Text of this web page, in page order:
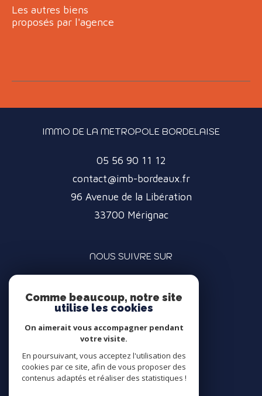
Les autres biens
proposés par l'agence
IMMO DE LA METROPOLE BORDELAISE
05 56 90 11 12
contact@imb-bordeaux.fr
96 Avenue de la Libération
33700
Mérignac
NOUS SUIVRE SUR
ADHÉRENTS
Comme beaucoup, notre site
utilise les cookies
On aimerait vous accompagner pendant
votre visite.
En poursuivant, vous acceptez l'utilisation des
cookies par ce site, afin de vous proposer des
contenus adaptés et réaliser des statistiques !